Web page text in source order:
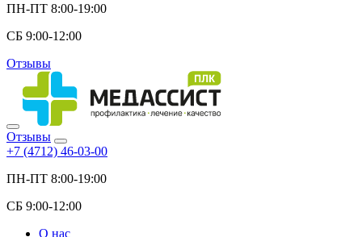
ПН-ПТ 8:00-19:00
СБ 9:00-12:00
Отзывы
Отзывы
+7 (4712) 46-03-00
ПН-ПТ 8:00-19:00
СБ 9:00-12:00
О нас